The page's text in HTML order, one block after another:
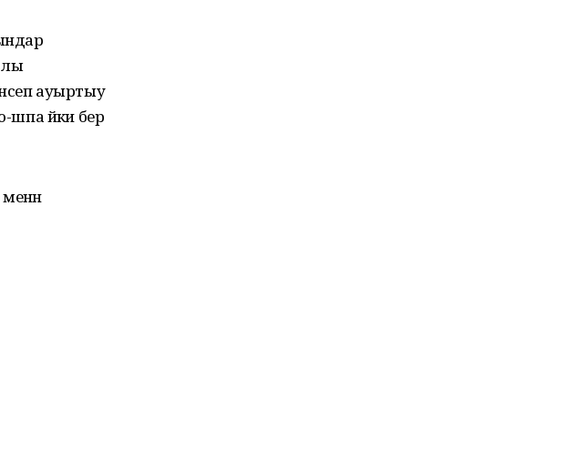
ауыртыу
шпа йәки бер